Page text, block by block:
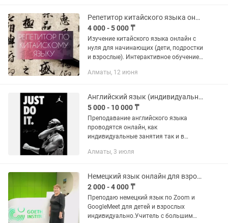
Репетитор китайского языка онлайн с нуля!
4 000 - 5 000 ₸
Изучение китайского языка онлайн с
нуля для начинающих (дети, подростки
и взрослые). Интерактивное обучение
Google Meet. Повышение словарного
Алматы, 12 июня
Английский язык (индивидуальные занятия онлайн и в группах)
5 000 - 10 000 ₸
Преподавание английского языка
проводятся онлайн, как
индивидуальные занятия так и в
изучении языка помогу лично!
Алматы, 3 июля
Немецкий язык онлайн для взрослых и детей
2 000 - 4 000 ₸
Преподаю немецкий язык по Zoom и
GoogleMeet для детей и взрослых
индивидуально.Учитель с большим